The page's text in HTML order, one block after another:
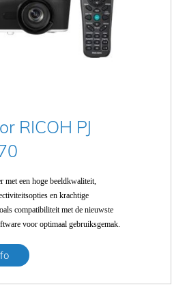
RICOH PJ
met een hoge beeldkwaliteit,
en krachtige
compatibiliteit met de nieuwste
voor optimaal gebruiksgemak.